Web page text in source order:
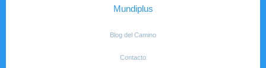
Mundiplus
Blog del Camino
Contacto